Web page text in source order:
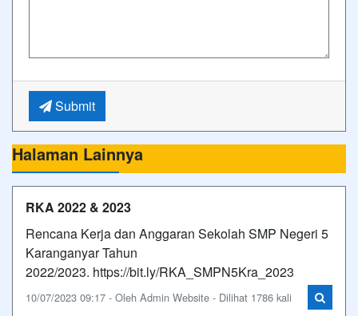
Submit
Halaman Lainnya
RKA 2022 & 2023
Rencana Kerja dan Anggaran Sekolah SMP Negeri 5
Karanganyar Tahun
2022/2023. https://bit.ly/RKA_SMPN5Kra_2023
10/07/2023 09:17 - Oleh Admin Website - Dilihat 1786 kali